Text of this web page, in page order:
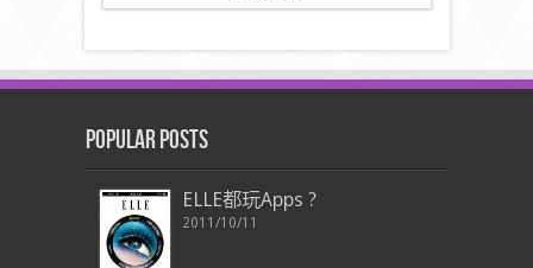
Popular Posts
ELLE都玩Apps ?
2011/10/11